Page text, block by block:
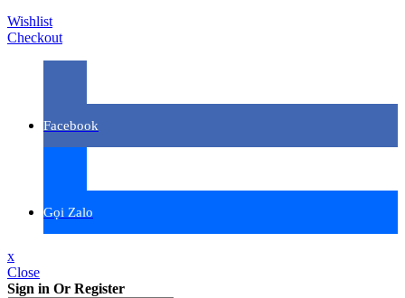
Wishlist
Checkout
Facebook
Gọi Zalo
x
Close
Sign in Or Register